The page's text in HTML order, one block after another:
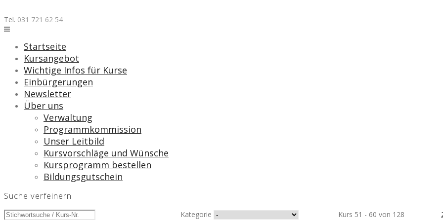
to
content
Tel. 031 721 62 54
Startseite
Kursangebot
Wichtige Infos für Kurse
Einbürgerungen
Newsletter
Über uns
Verwaltung
Programmkommission
Unser Leitbild
Kursvorschläge und Wünsche
Kursprogramm bestellen
Bildungsgutschein
Suche verfeinern
Kategorie
Kurs 51 - 60 von 128